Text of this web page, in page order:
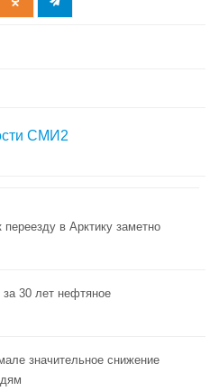
СМИ2
в Арктику заметно
30 лет нефтяное
значительное снижение